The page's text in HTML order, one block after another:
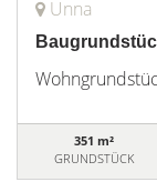
Unna
351 m²
GRUNDSTÜCK